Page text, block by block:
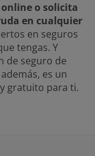
o solicita
en cualquier
en seguros
tengas. Y
de seguro de
es un
gratuito para ti.